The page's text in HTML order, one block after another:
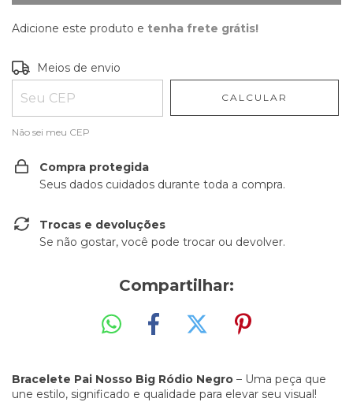
Adicione este produto e tenha frete grátis!
Entregas para o CEP:
Meios de envio
CALCULAR
Não sei meu CEP
Compra protegida
Seus dados cuidados durante toda a compra.
Trocas e devoluções
Se não gostar, você pode trocar ou devolver.
Compartilhar:
Bracelete Pai Nosso Big Ródio Negro – Uma peça que
une estilo, significado e qualidade para elevar seu visual!